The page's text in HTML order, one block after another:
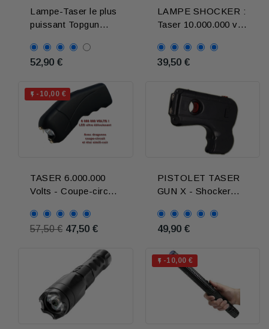
Lampe-Taser le plus
puissant Topgun
52,90 €
LAMPE SHOCKER :
Taser 10.000.000 v +
39,50 €
 -10,00 €
TASER 6.000.000
Volts - Coupe-circuit
57,50 € 47,50 €
PISTOLET TASER
GUN X - Shocker
Volts
49,90 €
 -10,00 €